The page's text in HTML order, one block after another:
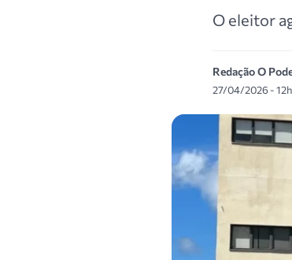
O eleitor
Redação O
27/04/2026 -